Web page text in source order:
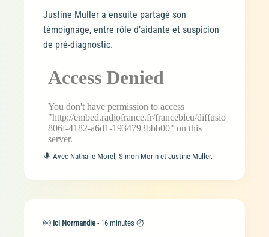
Justine Muller a ensuite partagé son
témoignage, entre rôle d’aidante et suspicion
de pré-diagnostic.
Avec Nathalie Morel, Simon Morin et Justine Muller.
Ici Normandie - 16 minutes